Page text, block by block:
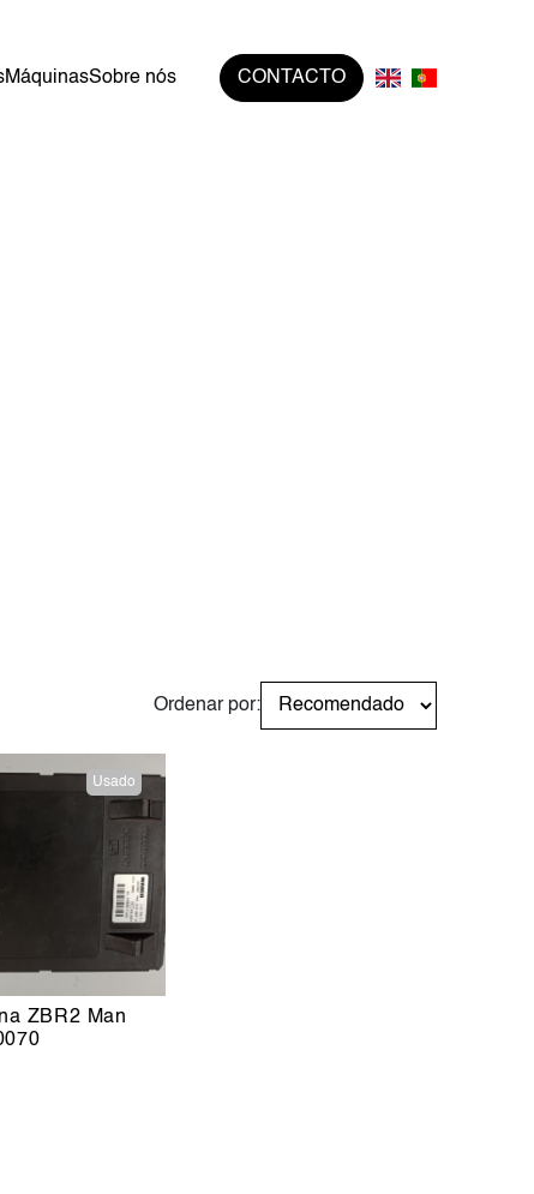
MáquinasSobre nós CONTACTO
Ordenar por:
Usado
ZBR2 Man